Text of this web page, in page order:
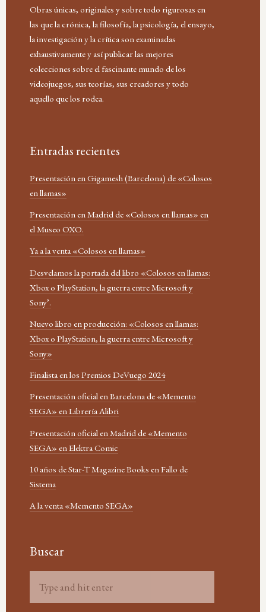
Obras únicas, originales y sobre todo rigurosas en
las que la crónica, la filosofía, la psicología, el ensayo,
la investigación y la crítica son examinadas
exhaustivamente y así publicar las mejores
colecciones sobre el fascinante mundo de los
videojuegos, sus teorías, sus creadores y todo
aquello que los rodea.
Entradas recientes
Presentación en Gigamesh (Barcelona) de «Colosos
en llamas»
Presentación en Madrid de «Colosos en llamas» en
el Museo OXO.
Ya a la venta «Colosos en llamas»
Desvelamos la portada del libro «Colosos en llamas:
Xbox o PlayStation, la guerra entre Microsoft y
Sony’.
Nuevo libro en producción: «Colosos en llamas:
Xbox o PlayStation, la guerra entre Microsoft y
Sony»
Finalista en los Premios DeVuego 2024
Presentación oficial en Barcelona de «Memento
SEGA» en Librería Alibri
Presentación oficial en Madrid de «Memento
SEGA» en Elektra Comic
10 años de Star-T Magazine Books en Fallo de
Sistema
A la venta «Memento SEGA»
Buscar